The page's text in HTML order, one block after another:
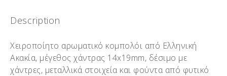
Description
Χειροποίητο αρωματικό κομπολόι από Ελληνική
Ακακία, μέγεθος χάντρας 14x19mm, δέσιμο με
χάντρες, μεταλλικά στοιχεία και φούντα από φυτικό